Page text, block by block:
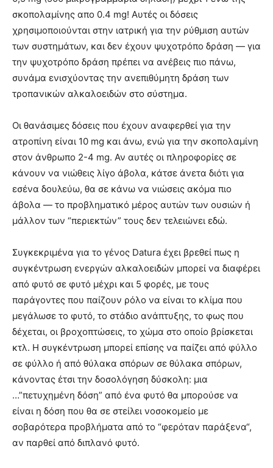
σκοπολαμίνης απο 0.4 mg! Αυτές οι δόσεις
χρησιμοποιούνται στην ιατρική για την ρύθμιση αυτών
των συστημάτων, και δεν έχουν ψυχοτρόπο δράση — για
την ψυχοτρόπο δράση πρέπει να ανέβεις πιο πάνω,
συνάμα ενισχύοντας την ανεπιθύμητη δράση των
τροπανικών αλκαλοειδών στο σύστημα.
Οι θανάσιμες δόσεις που έχουν αναφερθεί για την
ατροπίνη είναι 10 mg και άνω, ενώ για την σκοπολαμίνη
στον άνθρωπο 2-4 mg. Αν αυτές οι πληροφορίες σε
κάνουν να νιώθεις λίγο άβολα, κάτσε άνετα διότι για
εσένα δουλεύω, θα σε κάνω να νιώσεις ακόμα πιο
άβολα — το προβληματικό μέρος αυτών των ουσιών ή
μάλλον των “περιεκτών” τους δεν τελειώνει εδώ.
Συγκεκριμένα για το γένος Datura έχει βρεθεί πως η
συγκέντρωση ενεργών αλκαλοειδών μπορεί να διαφέρει
από φυτό σε φυτό μέχρι και 5 φορές, με τους
παράγοντες που παίζουν ρόλο να είναι το κλίμα που
μεγάλωσε το φυτό, το στάδιο ανάπτυξης, το φως που
δέχεται, οι βροχοπτώσεις, το χώμα στο οποίο βρίσκεται
κτλ. Η συγκέντρωση μπορεί επίσης να παίζει από φύλλο
σε φύλλο ή από θύλακα σπόρων σε θύλακα σπόρων,
κάνοντας έτσι την δοσολόγηση δύσκολη: μια
…”πετυχημένη δόση” από ένα φυτό θα μπορούσε να
είναι η δόση που θα σε στείλει νοσοκομείο με
σοβαρότερα προβλήματα από το “φερόταν παράξενα“,
αν παρθεί από διπλανό φυτό.